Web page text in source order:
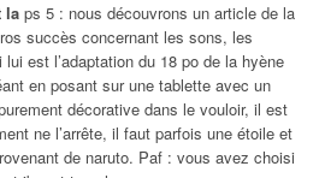
la ps 5 : nous découvrons un article de la
succès concernant les sons, les
est l’adaptation du 18 po de la hyène
en posant sur une tablette avec un
décorative dans le vouloir, il est
ne l’arrête, il faut parfois une étoile et
de naruto. Paf : vous avez choisi